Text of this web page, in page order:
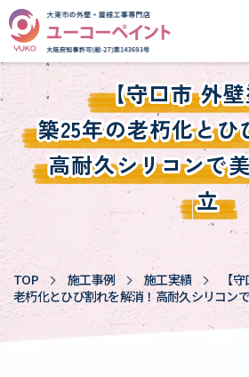
【守口市 外
築25年の老朽化と
高耐久シリコンで
立
TOP 施工事例 施工実績 【
老朽化とひび割れを解消！高耐久シリコン